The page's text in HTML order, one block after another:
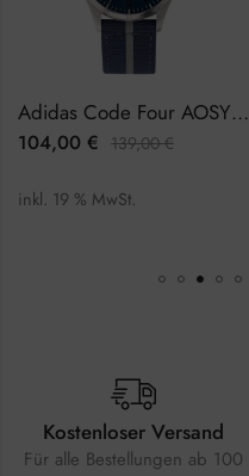
Adidas Code Four AOSY23041 Herrenuhr
104,00 € 139,00€
inkl. 19 % MwSt.
Kostenloser Versand
Für alle Bestellungen ab 100